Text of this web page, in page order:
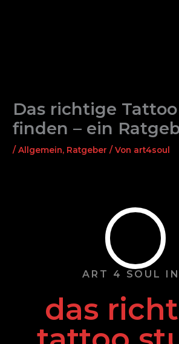
Das richtige
finden – ein
/Allgemein, Ratgeber / Von art4soul
ART 4 SOUL
das